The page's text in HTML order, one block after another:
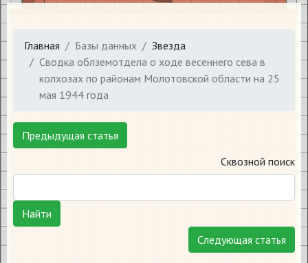
Главная Базы данных
Звезда
​Сводка облземотдела о ходе весеннего сева в
колхозах по районам Молотовской области на 25
мая 1944 года
Предыдущая статья
Сквозной поиск
Найти
Следующая статья